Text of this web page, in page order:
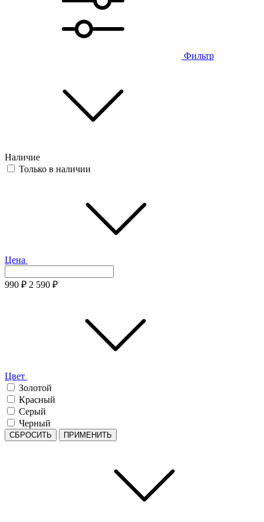
Фильтр
Наличие
Только в наличии
Цена
990 ₽ 2 590 ₽
Цвет
Золотой
Красный
Серый
Черный
СБРОСИТЬ ПРИМЕНИТЬ